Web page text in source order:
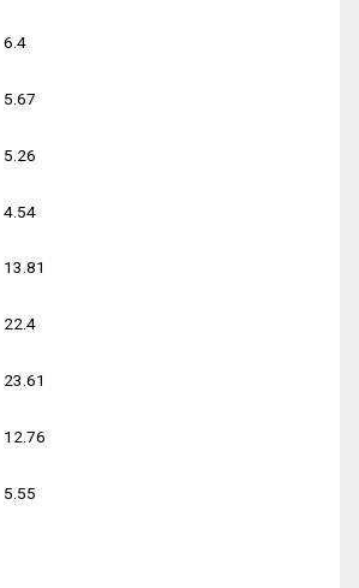
6.4
5.67
5.26
4.54
13.81
22.4
23.61
12.76
5.55